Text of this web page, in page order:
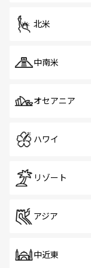
北米
中南米
オセアニア
ハワイ
リゾート
アジア
中近東